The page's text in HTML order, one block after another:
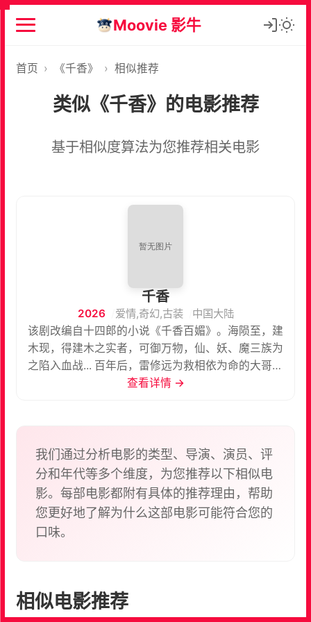
Moovie 影牛
首页 › 《千香》 › 相似推荐
类似《千香》的电影推荐
基于相似度算法为您推荐相关电影
千香
2026 爱情,奇幻,古装
中国大陆
该剧改编自十四郎的小说《千香百媚》。海陨至，建
木现，得建木之实者，可御万物，仙、妖、魔三族为
之陷入血战... 百年后，雷修远为救相依为命的大哥，
有意接近青丘孤女小棒槌，因缘际会下两人一同进入
之时，身世之谜也逐步揭开，小棒槌也不断脱胎换骨
成了冰雪之姿的姜黎非。这闻所未闻的资质，令有心
之人追查她的身世和来历。雷修远一路生死相随，在
众人对异族秘辛的追逐里，走入雾一般的迷阵。相遇
并非偶然，同为异类的二人为人们不容。身世背景的
设定又让他们相爱而不得。最终，二人勇敢对抗宿
查看详情 →
我们通过分析电影的类型、导演、演员、评
分和年代等多个维度，为您推荐以下相似电
影。每部电影都附有具体的推荐理由，帮助
您更好地了解为什么这部电影可能符合您的
口味。
相似电影推荐